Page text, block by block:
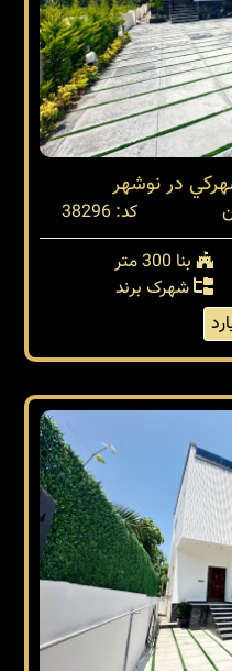
در نوشهر
کد: 38296
بنا 300 متر
شهرک برند